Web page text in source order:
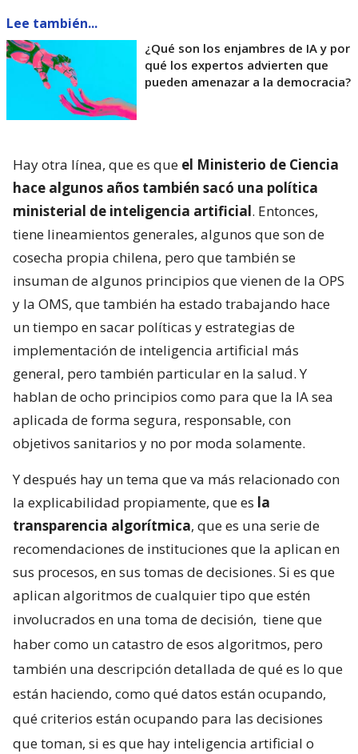
Lee también...
¿Qué son los enjambres de IA y por
qué los expertos advierten que
pueden amenazar a la democracia?
Hay otra línea, que es que el Ministerio de Ciencia
hace algunos años también sacó una política
ministerial de inteligencia artificial. Entonces,
tiene lineamientos generales, algunos que son de
cosecha propia chilena, pero que también se
insuman de algunos principios que vienen de la OPS
y la OMS, que también ha estado trabajando hace
un tiempo en sacar políticas y estrategias de
implementación de inteligencia artificial más
general, pero también particular en la salud. Y
hablan de ocho principios como para que la IA sea
aplicada de forma segura, responsable, con
objetivos sanitarios y no por moda solamente.
Y después hay un tema que va más relacionado con
la explicabilidad propiamente, que es la
transparencia algorítmica, que es una serie de
recomendaciones de instituciones que la aplican en
sus procesos, en sus tomas de decisiones. Si es que
aplican algoritmos de cualquier tipo que estén
involucrados en una toma de decisión, tiene que
haber como un catastro de esos algoritmos, pero
también una descripción detallada de qué es lo que
están haciendo, como qué datos están ocupando,
qué criterios están ocupando para las decisiones
que toman, si es que hay inteligencia artificial o